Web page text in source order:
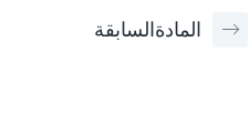
المادةالسابقة